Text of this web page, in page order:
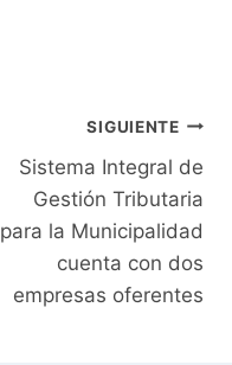
SIGUIENTE
Sistema Integral de
Gestión Tributaria
para la Municipalidad
cuenta con dos
empresas oferentes